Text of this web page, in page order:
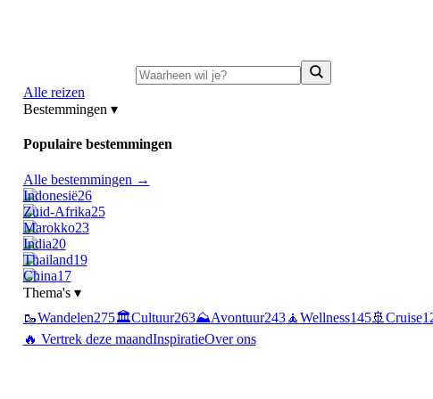
Alle reizen
Bestemmingen ▾
Populaire bestemmingen
Alle bestemmingen →
Indonesië26
Zuid-Afrika25
Marokko23
India20
Thailand19
China17
Thema's ▾
🥾Wandelen275🏛️Cultuur263⛰️Avontuur243🧘Wellness145🚢 Cruise
🔥 Vertrek deze maandInspiratieOver ons